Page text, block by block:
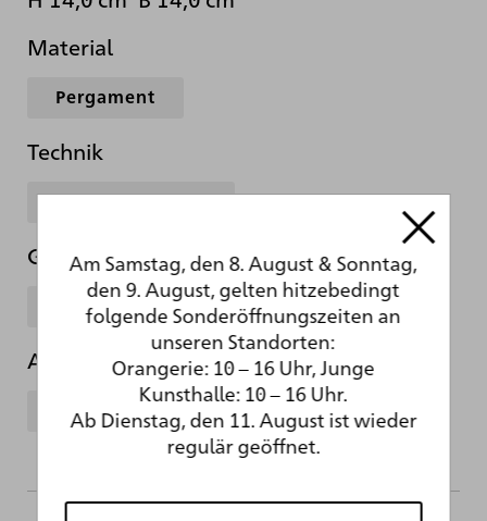
Material
Pergament
Technik
schwarze Kreide
Gattung
Zeichnung
Abteilung
Kupferstichkabinett
Am Samstag, den 8. August & Sonntag,
den 9. August, gelten hitzebedingt
folgende Sonderöffnungszeiten an
unseren Standorten:
Orangerie: 10 – 16 Uhr, Junge
Kunsthalle: 10 – 16 Uhr.
Ab Dienstag, den 11. August ist wieder
regulär geöffnet.